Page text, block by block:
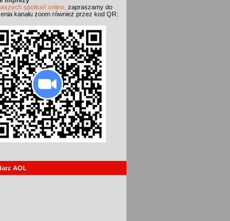
spotkań online, zapraszamy do
kanału zoom również przez kod QR:
AOL